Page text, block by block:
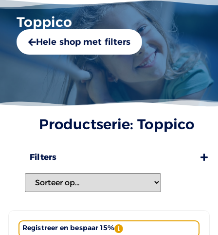
Toppico
Hele shop met filters
Productserie: Toppico
Filters
Registreer en bespaar 15%